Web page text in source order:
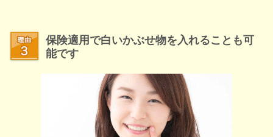
保険適用で白いかぶせ物を入れることも可
能です